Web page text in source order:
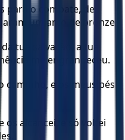
para o combate, de
um arco de bronze.
tua salvação, a tua
me engrandeceu.
caminho, e os meus pés
os alcancei, e só voltei